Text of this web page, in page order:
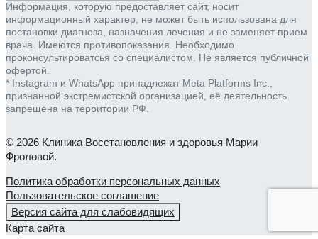
© 2026 Клиника Восстановления и здоровья Марии
Фроловой.
Политика обработки персональных данных
Пользовательское соглашение
Версия сайта для слабовидящих
Карта сайта
Информация, которую предоставляет сайт, носит
информационный характер, не может быть использована для
постановки диагноза, назначения лечения и не заменяет прием
врача. Имеются противопоказания. Необходимо
проконсультироватсья со специалистом. Не является публичной
офертой.
* Instagram и WhatsApp принадлежат Meta Platforms Inc.,
признанной экстремистской организацией, её деятельность
запрещена на территории РФ.